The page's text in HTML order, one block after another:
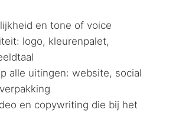
en tone of voice
logo, kleurenpalet,
alle uitingen: website, social
en copywriting die bij het